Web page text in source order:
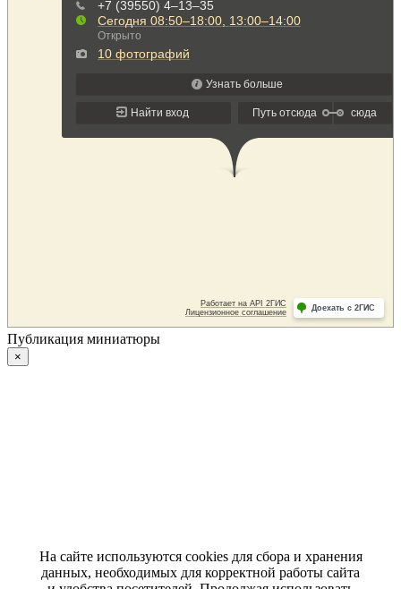
Публикация миниатюры
×
На сайте используются cookies для сбора и хранения
данных, необходимых для корректной работы сайта